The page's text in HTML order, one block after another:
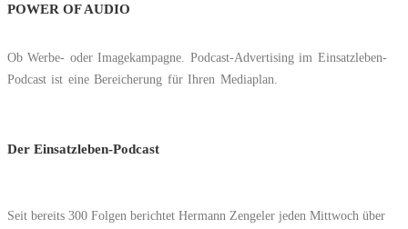
POWER OF AUDIO
Ob Werbe- oder Imagekampagne. Podcast-Advertising im Einsatzleben-
Podcast ist eine Bereicherung für Ihren Mediaplan.
Der Einsatzleben-Podcast
Seit bereits 300 Folgen berichtet Hermann Zengeler jeden Mittwoch über